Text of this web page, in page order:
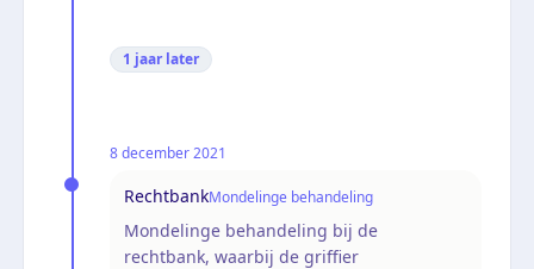
1 jaar later
8 december 2021
RechtbankMondelinge behandeling
Mondelinge behandeling bij de
rechtbank, waarbij de griffier